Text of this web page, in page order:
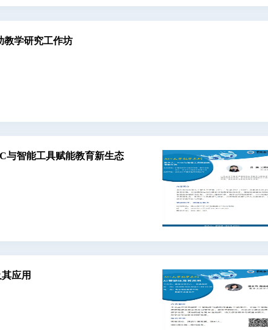
教学研究工作坊
与智能工具赋能教育新生态
应用